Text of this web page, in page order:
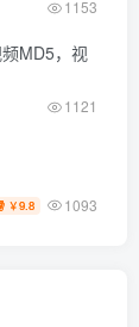
1153
MD5，视
1121
￥9.8 1093